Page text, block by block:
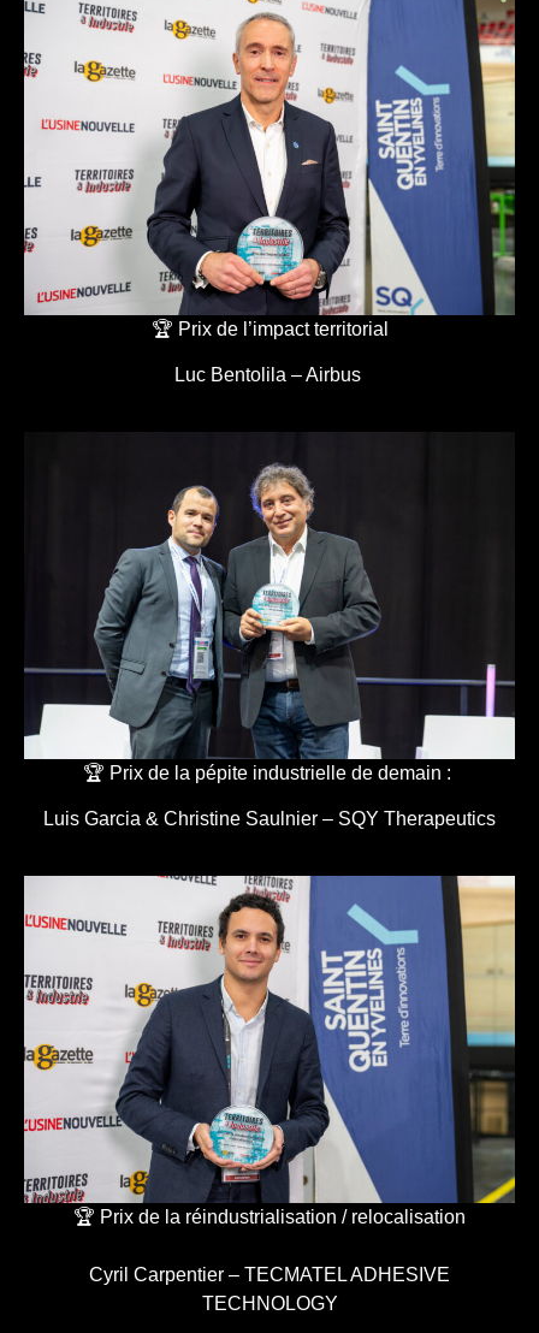
🏆 Prix de l’impact territorial
Luc Bentolila – Airbus
🏆 Prix de la pépite industrielle de demain :
Luis Garcia & Christine Saulnier – SQY Therapeutics
🏆 Prix de la réindustrialisation / relocalisation
Cyril Carpentier – TECMATEL ADHESIVE
TECHNOLOGY